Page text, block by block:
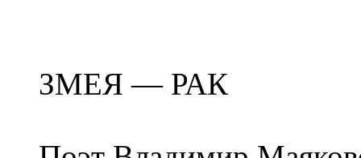
ЗМЕЯ — РАК